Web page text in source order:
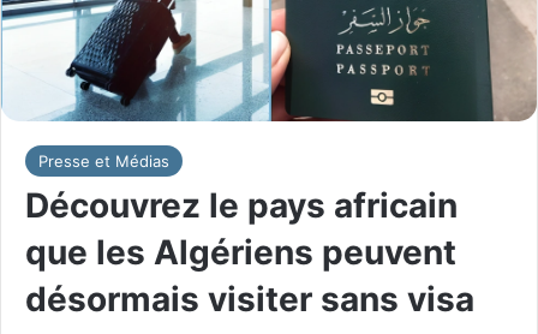
Presse et Médias
Découvrez le pays africain
que les Algériens peuvent
désormais visiter sans visa